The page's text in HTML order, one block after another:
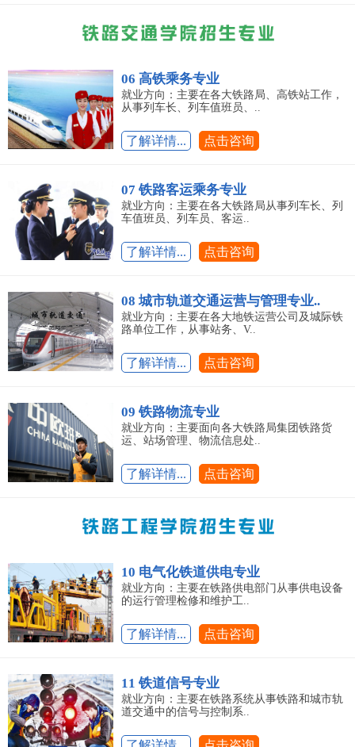
06 高铁乘务专业
就业方向：主要在各大铁路局、高铁站工作，
从事列车长、列车值班员、..
了解详情... 点击咨询
07 铁路客运乘务专业
就业方向：主要在各大铁路局从事列车长、列
车值班员、列车员、客运..
了解详情... 点击咨询
08 城市轨道交通运营与管理专业..
就业方向：主要在各大地铁运营公司及城际铁
路单位工作，从事站务、V..
了解详情... 点击咨询
09 铁路物流专业
就业方向：主要面向各大铁路局集团铁路货
运、站场管理、物流信息处..
了解详情... 点击咨询
10 电气化铁道供电专业
就业方向：主要在铁路供电部门从事供电设备
的运行管理检修和维护工..
了解详情... 点击咨询
11 铁道信号专业
就业方向：主要在铁路系统从事铁路和城市轨
道交通中的信号与控制系..